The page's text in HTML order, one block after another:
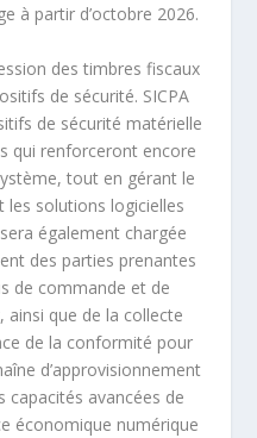
à partir d’octobre 2026.
des timbres fiscaux
de sécurité. SICPA
de sécurité matérielle
qui renforceront encore
tout en gérant le
les solutions logicielles
également chargée
des parties prenantes
de commande et de
ainsi que de la collecte
de la conformité pour
d’approvisionnement
capacités avancées de
économique numérique